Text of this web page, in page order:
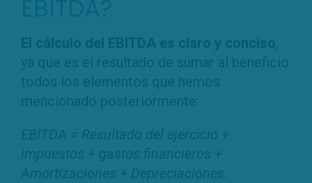
El cálculo del EBITDA es claro y conciso,
ya que es el resultado de sumar al beneficio
todos los elementos que hemos
mencionado posteriormente:
EBITDA = Resultado del ejercicio +
impuestos + gastos financieros +
Amortizaciones + Depreciaciones.